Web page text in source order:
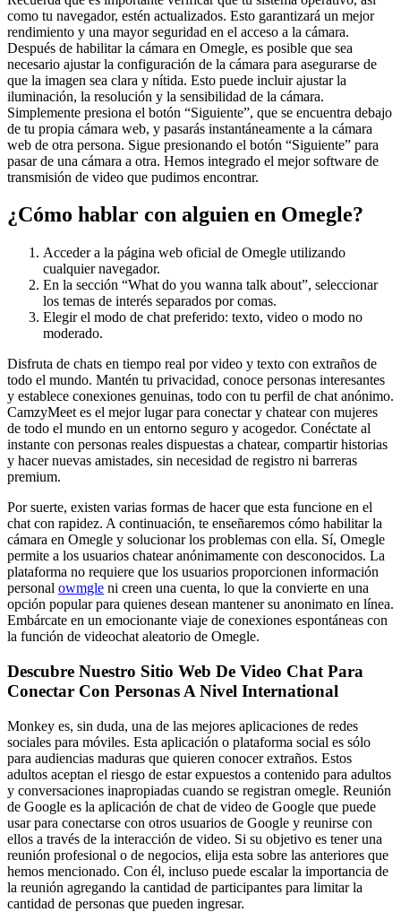
como tu navegador, estén actualizados. Esto garantizará un mejor
rendimiento y una mayor seguridad en el acceso a la cámara.
Después de habilitar la cámara en Omegle, es posible que sea
necesario ajustar la configuración de la cámara para asegurarse de
que la imagen sea clara y nítida. Esto puede incluir ajustar la
iluminación, la resolución y la sensibilidad de la cámara.
Simplemente presiona el botón “Siguiente”, que se encuentra debajo
de tu propia cámara web, y pasarás instantáneamente a la cámara
web de otra persona. Sigue presionando el botón “Siguiente” para
pasar de una cámara a otra. Hemos integrado el mejor software de
transmisión de video que pudimos encontrar.
¿Cómo hablar con alguien en Omegle?
Acceder a la página web oficial de Omegle utilizando
cualquier navegador.
En la sección “What do you wanna talk about”, seleccionar
los temas de interés separados por comas.
Elegir el modo de chat preferido: texto, video o modo no
moderado.
Disfruta de chats en tiempo real por video y texto con extraños de
todo el mundo. Mantén tu privacidad, conoce personas interesantes
y establece conexiones genuinas, todo con tu perfil de chat anónimo.
CamzyMeet es el mejor lugar para conectar y chatear con mujeres
de todo el mundo en un entorno seguro y acogedor. Conéctate al
instante con personas reales dispuestas a chatear, compartir historias
y hacer nuevas amistades, sin necesidad de registro ni barreras
premium.
Por suerte, existen varias formas de hacer que esta funcione en el
chat con rapidez. A continuación, te enseñaremos cómo habilitar la
cámara en Omegle y solucionar los problemas con ella. Sí, Omegle
permite a los usuarios chatear anónimamente con desconocidos. La
plataforma no requiere que los usuarios proporcionen información
personal owmgle ni creen una cuenta, lo que la convierte en una
opción popular para quienes desean mantener su anonimato en línea.
Embárcate en un emocionante viaje de conexiones espontáneas con
la función de videochat aleatorio de Omegle.
Descubre Nuestro Sitio Web De Video Chat Para
Conectar Con Personas A Nivel International
Monkey es, sin duda, una de las mejores aplicaciones de redes
sociales para móviles. Esta aplicación o plataforma social es sólo
para audiencias maduras que quieren conocer extraños. Estos
adultos aceptan el riesgo de estar expuestos a contenido para adultos
y conversaciones inapropiadas cuando se registran omegle. Reunión
de Google es la aplicación de chat de video de Google que puede
usar para conectarse con otros usuarios de Google y reunirse con
ellos a través de la interacción de video. Si su objetivo es tener una
reunión profesional o de negocios, elija esta sobre las anteriores que
hemos mencionado. Con él, incluso puede escalar la importancia de
la reunión agregando la cantidad de participantes para limitar la
cantidad de personas que pueden ingresar.